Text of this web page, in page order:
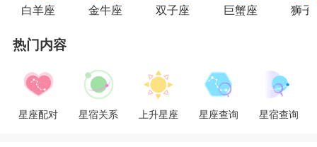
白羊座 金牛座 双子座 巨蟹座 狮子
热门内容
星座配对 星宿关系 上升星座 星座查询 星宿查询